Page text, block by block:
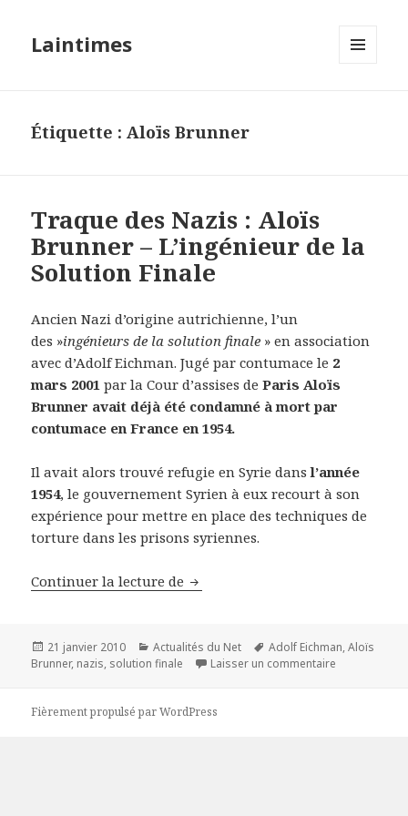
Laintimes
Étiquette :Aloïs Brunner
Traque des Nazis : Aloïs
Brunner – L’ingénieur de la
Solution Finale
Ancien Nazi d’origine autrichienne, l’un
des »ingénieurs de la solution finale » en association
avec d’Adolf Eichman. Jugé par contumace le 2
mars 2001 par la Cour d’assises deParis Aloïs
Brunner avait déjà été condamné à mort par
contumace en France en 1954.
Il avait alors trouvé refugie en Syrie dansl’année
1954, le gouvernement Syrien à eux recourt à son
expérience pour mettre en place des techniques de
torture dans les prisons syriennes.
Continuer la lecture de Traque des Nazis : Aloïs
Publié
le
21 janvier 2010 Catégories
Actualités du Net
Mots-
clés
Adolf Eichman,Aloïs
Brunner, nazis, solution finale Laisser un commentaire
Fièrement propulsé par WordPress